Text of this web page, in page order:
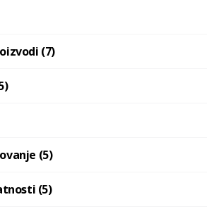
(7)
(5)
(5)